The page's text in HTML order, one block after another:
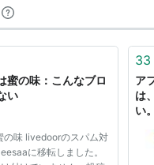
ジ どちら経由でも登録頂い
げるのみですが、このタイミ
まで 読者０が・・・３…
蜜の味：こんなブロ
い
の味 livedoorのスパム対
に移転しました。
33
ア
は
い